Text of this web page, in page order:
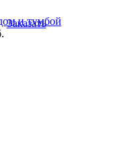
и тумбой
Заказать